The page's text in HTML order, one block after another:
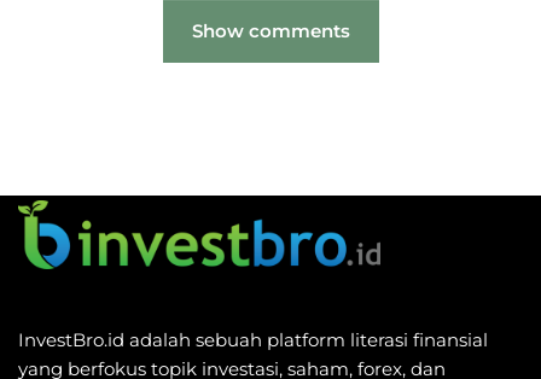
Show comments
InvestBro.id adalah sebuah platform literasi finansial
yang berfokus topik investasi, saham, forex, dan